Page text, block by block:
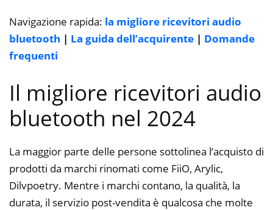
Navigazione rapida: la migliore ricevitori audio
bluetooth | La guida dell’acquirente | Domande
frequenti
Il migliore ricevitori audio
bluetooth nel 2024
La maggior parte delle persone sottolinea l’acquisto di
prodotti da marchi rinomati come FiiO, Arylic,
Dilvpoetry. Mentre i marchi contano, la qualità, la
durata, il servizio post-vendita è qualcosa che molte